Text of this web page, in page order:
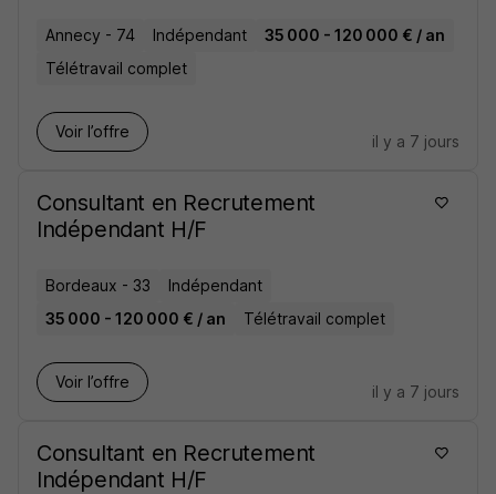
Annecy - 74 Indépendant
35 000 - 120 000 € / an
Télétravail complet
Voir l’offre
il y a 7 jours
Consultant en Recrutement
Indépendant H/F
Bordeaux - 33
Indépendant
35 000 - 120 000 € / an
Télétravail complet
Voir l’offre
il y a 7 jours
Consultant en Recrutement
Indépendant H/F